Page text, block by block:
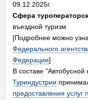
09.12.2025г.
Сфера
въездной туризм
[Подробнее можно
Федерального
Федерации]
В составе "Автобусной
Туриндустрии
предоставления услуг